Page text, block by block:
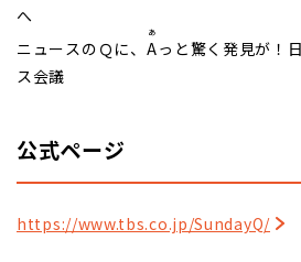
へ
ニュースのＱに、 A
あ
っと驚く発見が！
ス会議
公式ページ
https://www.tbs.co.jp/SundayQ/